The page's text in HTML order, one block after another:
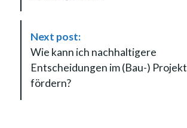
Next post:
Wie kann ich nachhaltigere
Entscheidungen im (Bau-) Projekt
fördern?